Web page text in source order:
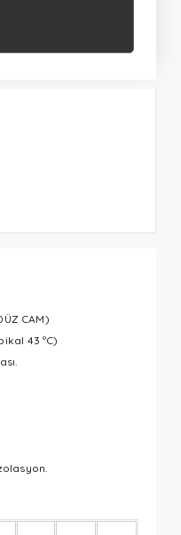
CAM)
43 ºC)